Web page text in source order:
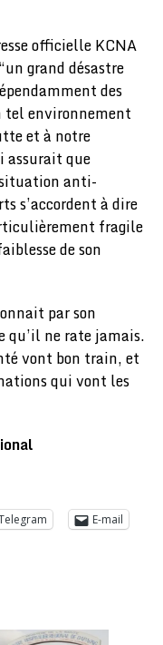
officielle KCNA
grand désastre
des
tel environnement
et à notre
assurait que
anti-
s’accordent à dire
fragile
de son
par son
qu’il ne rate jamais.
vont bon train, et
qui vont les
E-mail